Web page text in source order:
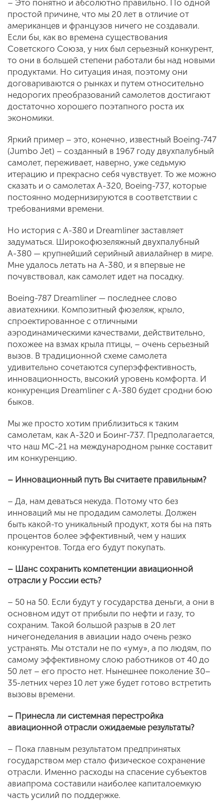
– Это понятно и абсолютно правильно. По одной
простой причине, что мы 20 лет в отличие от
американцев и французов ничего не создавали.
Если бы, как во времена существования
Советского Союза, у них был серьезный конкурент,
то они в большей степени работали бы над новыми
продуктами. Но ситуация иная, поэтому они
договариваются о рынках и путем относительно
недорогих преобразований самолетов достигают
достаточно хорошего поэтапного роста их
экономики.
Яркий пример – это, конечно, известный Boeing-747
(Jumbo Jet) – созданный в 1967 году двухпалубный
самолет, переживает, наверно, уже седьмую
итерацию и прекрасно себя чувствует. То же можно
сказать и о самолетах А-320, Boeing-737, которые
постоянно модернизируются в соответствии с
требованиями времени.
Но история с А-380 и Dreamliner заставляет
задуматься. Широкофюзеляжный двухпалубный
А-380 — крупнейший серийный авиалайнер в мире.
Мне удалось летать на А-380, и я впервые не
почувствовал, как самолет идет на посадку.
Boeing-787 Dreamliner — последнее слово
авиатехники. Композитный фюзеляж, крыло,
спроектированное с отличными
аэродинамическими качествами, действительно,
похожее на взмах крыла птицы, – очень серьезный
вызов. В традиционной схеме самолета
удивительно сочетаются суперэффективность,
инновационность, высокий уровень комфорта. И
конкуренция Dreamliner с А-380 будет сродни бою
быков.
Мы же просто хотим приблизиться к таким
самолетам, как А-320 и Боинг-737. Предполагается,
что наш МС-21 на международном рынке составит
им конкуренцию.
– Инновационный путь Вы считаете правильным?
– Да, нам деваться некуда. Потому что без
инноваций мы не продадим самолеты. Должен
быть какой-то уникальный продукт, хотя бы на пять
процентов более эффективный, чем у наших
конкурентов. Тогда его будут покупать.
– Шанс сохранить компетенции авиационной
отрасли у России есть?
– 50 на 50. Если будут у государства деньги, а они в
основном идут от прибыли по нефти и газу, то
сохраним. Такой большой разрыв в 20 лет
ничегонеделания в авиации надо очень резко
устранять. Мы отстали не по «уму», а по людям, по
самому эффективному слою работников от 40 до
50 лет – его просто нет. Нынешнее поколение 30–
35-летних через 10 лет уже будет готово встретить
вызовы времени.
– Принесла ли системная перестройка
авиационной отрасли ожидаемые результаты?
– Пока главным результатом предпринятых
государством мер стало физическое сохранение
отрасли. Именно расходы на спасение субъектов
авиапрома составили наиболее капиталоемкую
часть усилий по поддержке.